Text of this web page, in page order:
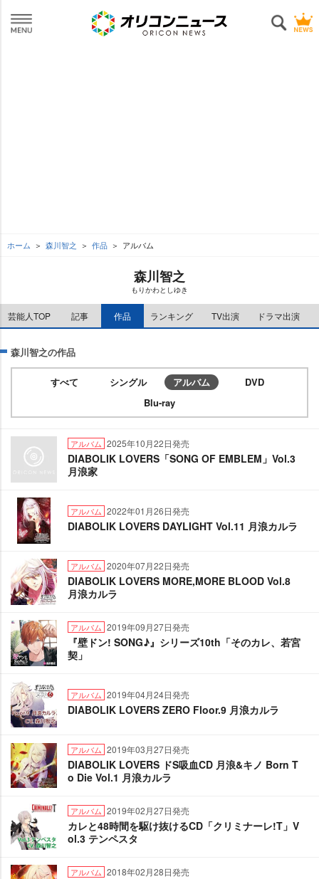
ホーム 森川智之 作品 アルバム
森川智之
もりかわとしゆき
芸能人TOP 記事 作品 ランキング TV出演 ドラマ出演
森川智之の作品
すべて シングル アルバム
DVD
Blu-ray
アルバム 2025年10月22日発売
DIABOLIK LOVERS「SONG OF EMBLEM」Vol.3
月浪家
アルバム 2022年01月26日発売
DIABOLIK LOVERS DAYLIGHT Vol.11 月浪カルラ
アルバム 2020年07月22日発売
DIABOLIK LOVERS MORE,MORE BLOOD Vol.8
月浪カルラ
アルバム 2019年09月27日発売
『壁ドン! SONG♪』シリーズ10th「そのカレ、若宮
契」
アルバム 2019年04月24日発売
DIABOLIK LOVERS ZERO Floor.9 月浪カルラ
アルバム 2019年03月27日発売
DIABOLIK LOVERS ドS吸血CD 月浪&キノ Born T
o Die Vol.1 月浪カルラ
アルバム 2019年02月27日発売
カレと48時間を駆け抜けるCD「クリミナーレ!T」V
ol.3 テンペスタ
アルバム 2018年02月28日発売